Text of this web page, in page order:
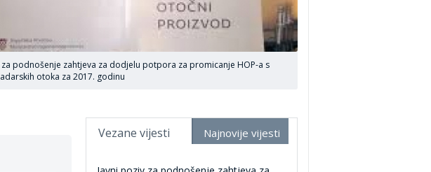
za podnošenje zahtjeva za dodjelu potpora za promicanje HOP-a s
otoka za 2017. godinu
Vezane vijesti Najnovije vijesti